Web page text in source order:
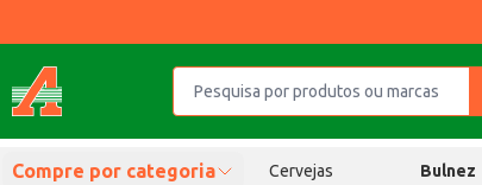
Compre por categoria Cervejas Bulnez